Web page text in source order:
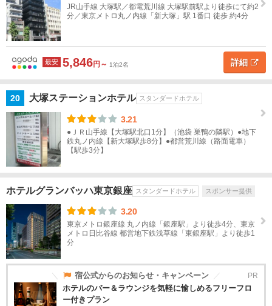
甲
信
越
北
東
中
国
四
国
JR山手線 大塚駅／都電荒川線 大塚駅前駅より徒歩にて約2
分／東京メトロ丸ノ内線「新大塚」駅 1番口 徒歩 約4分
最安 5,846円～ 1泊2名 詳細
20 大塚ステーションホテル スタンダードホテル
3.21
●ＪＲ山手線【大塚駅北口1分】（池袋 巣鴨の隣駅）●地下
鉄丸ノ内線【新大塚駅歩8分】●都営荒川線（路面電車）
【駅歩3分】
ホテルグランバッハ東京銀座 スタンダードホテル スポンサー提供
3.20
東京メトロ銀座線 丸ノ内線「銀座駅」より徒歩4分、東京
メトロ日比谷線 都営地下鉄浅草線「東銀座駅」より徒歩1
分
宿公式からのお知らせ・キャンペーン PR
ホテルのバー＆ラウンジを気軽に愉しめるフリーフロ
ー付きプラン